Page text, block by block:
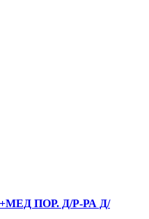
ПОР. Д/Р-РА Д/